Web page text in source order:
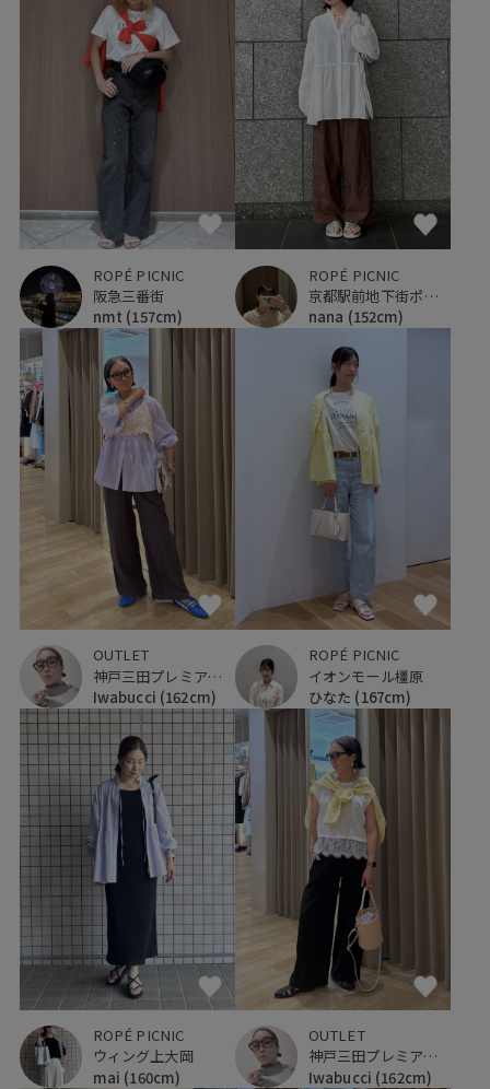
ROPÉ PICNIC
阪急三番街
nmt (157cm)
ROPÉ PICNIC
京都駅前地下街ポルタ
nana (152cm)
OUTLET
神戸三田プレミアム・アウトレット
Iwabucci (162cm)
ROPÉ PICNIC
イオンモール橿原
ひなた (167cm)
ROPÉ PICNIC
ウィング上大岡
mai (160cm)
OUTLET
神戸三田プレミアム・アウトレット
Iwabucci (162cm)